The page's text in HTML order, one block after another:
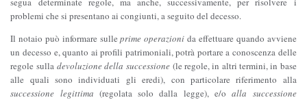
problemi che si presentano ai congiunti, a seguito del decesso.
Il notaio può informare sulle prime operazioni da effettuare quando avviene
un decesso e, quanto ai profili patrimoniali, potrà portare a conoscenza delle
regole sulla devoluzione della successione(le regole, in altri termini, in base
alle quali sono individuati gli eredi), con particolare riferimento alla
successione legittima (regolata solo dalla legge), e/oalla successione